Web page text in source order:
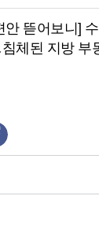
안 뜯어보니]
체된 지방 부